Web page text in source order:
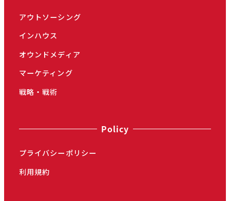
アウトソーシング
インハウス
オウンドメディア
マーケティング
戦略・戦術
Policy
プライバシーポリシー
利用規約